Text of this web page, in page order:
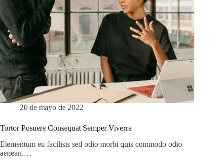
20 de mayo de 2022
Tortor Posuere Consequat Semper Viverra
Elementum eu facilisis sed odio morbi quis commodo odio
aenean.…